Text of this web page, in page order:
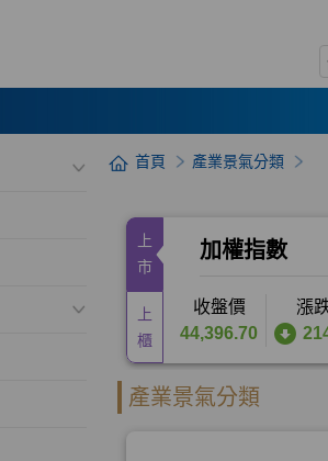
首頁 產業景氣分類